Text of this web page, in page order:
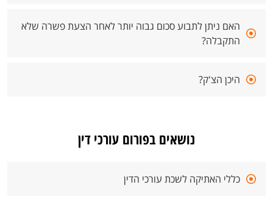
האם ניתן לתבוע סכום גבוה יותר לאחר הצעת פשרה שלא
התקבלה?
היכן הצ'ק?
נושאים בפורום עורכי דין
כללי האתיקה לשכת עורכי הדין